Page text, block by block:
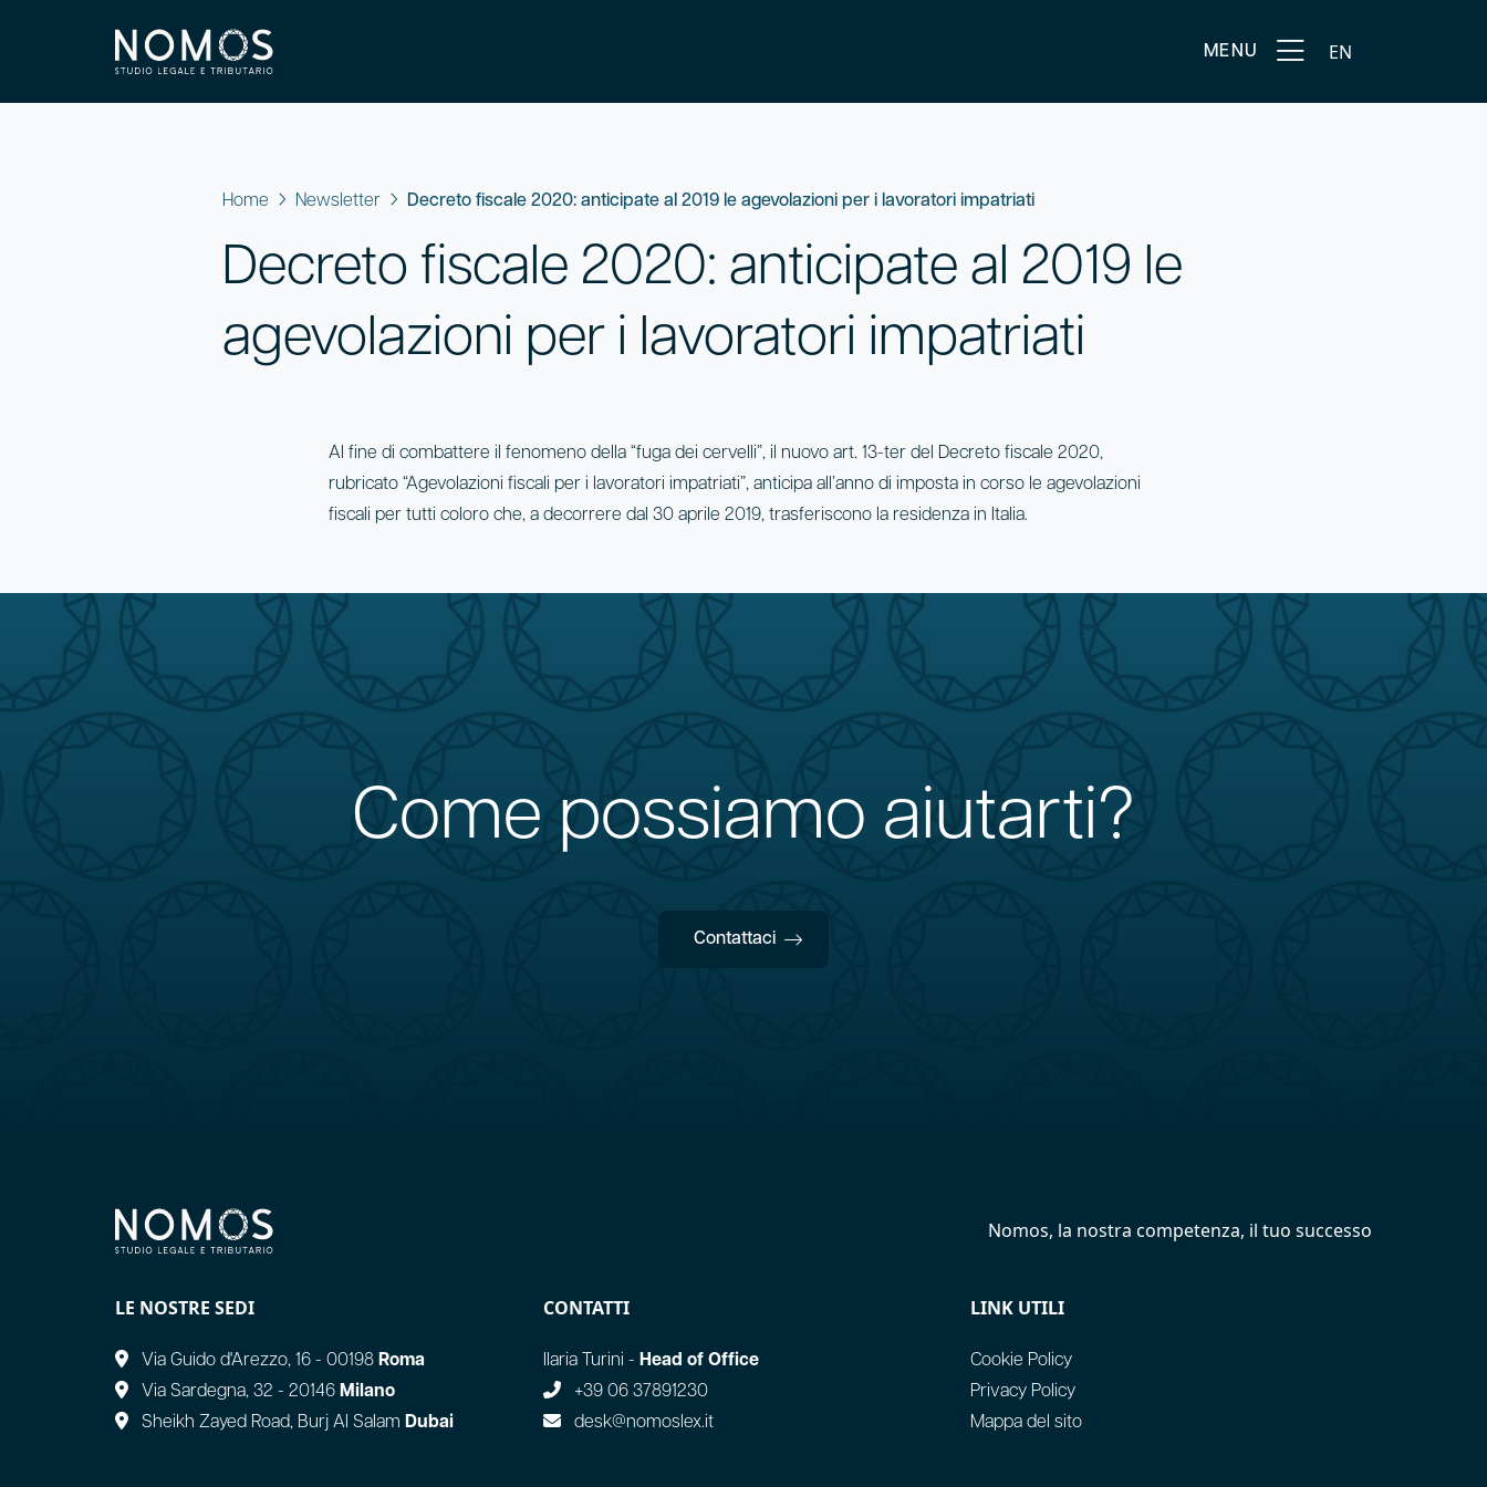
MENU EN
Home Newsletter Decreto fiscale 2020: anticipate al 2019 le agevolazioni per i lavoratori impatriati
Decreto fiscale 2020: anticipate al 2019 le
agevolazioni per i lavoratori impatriati
Al fine di combattere il fenomeno della “fuga dei cervelli”, il nuovo art. 13-ter del Decreto fiscale 2020,
rubricato “Agevolazioni fiscali per i lavoratori impatriati”, anticipa all’anno di imposta in corso le agevolazioni
fiscali per tutti coloro che, a decorrere dal 30 aprile 2019, trasferiscono la residenza in Italia.
Come possiamo aiutarti?
Contattaci
Nomos, la nostra competenza, il tuo successo
LE NOSTRE SEDI
Via Guido d'Arezzo, 16 - 00198 Roma
Via Sardegna, 32 - 20146 Milano
Sheikh Zayed Road, Burj Al Salam Dubai
CONTATTI
Ilaria Turini - Head of Office
+39 06 37891230
desk@nomoslex.it
LINK UTILI
Cookie Policy
Privacy Policy
Mappa del sito